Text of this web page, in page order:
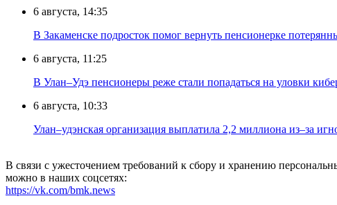
6 августа, 14:35
В Закаменске подросток помог вернуть пенсионерке
6 августа, 11:25
В Улан–Удэ пенсионеры реже стали попадаться на уловки
6 августа, 10:33
Улан–удэнская организация выплатила 2,2 миллиона из–за
В связи с ужесточением требований к сбору и хранению
можно в наших соцсетях:
https://vk.com/bmk.news